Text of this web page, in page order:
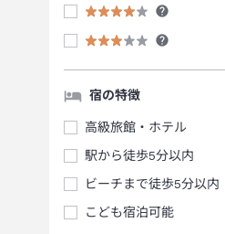
宿の特徴
高級旅館・ホテル
駅から徒歩5分以内
ビーチまで徒歩5分以内
こども宿泊可能